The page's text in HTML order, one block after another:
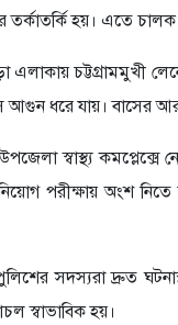
তর্কাতর্কি হয়। এতে
এলাকায় চট্টগ্রামমুখী
আগুন ধরে যায়। বাসের
স্বাস্থ্য
পরীক্ষায় অংশ
সদস্যরা দ্রুত
স্বাভাবিক হয়।